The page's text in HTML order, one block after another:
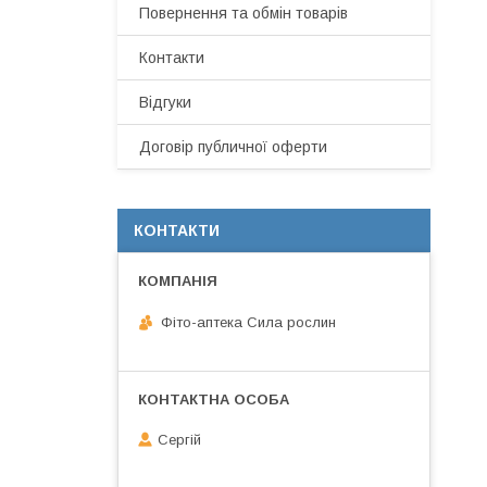
Повернення та обмін товарів
Контакти
Відгуки
Договір публичної оферти
КОНТАКТИ
Фіто-аптека Сила рослин
Сергій